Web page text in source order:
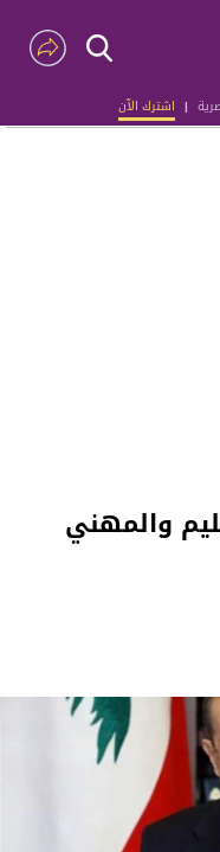
| اشترك الآن
والمهني